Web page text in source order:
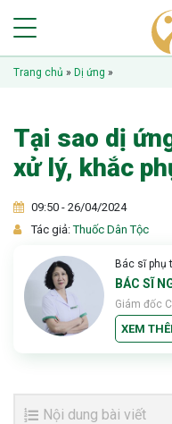
Trang chủ » Dị ứng »
Tại sao dị
xử lý, khắc
09:50 - 26/04/2024
Tác giả:Thuốc Dân Tộc
Bác sĩ phụ
BÁC SĨ
Giám đốc
XEM
Nội dung bài viết